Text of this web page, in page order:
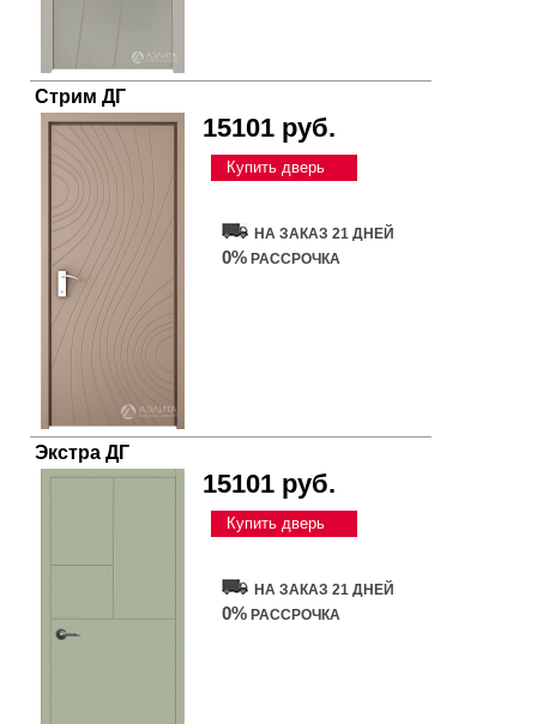
Стрим ДГ
15101 руб.
Купить дверь
НА ЗАКАЗ 21 ДНЕЙ
0% РАССРОЧКА
Экстра ДГ
15101 руб.
Купить дверь
НА ЗАКАЗ 21 ДНЕЙ
0% РАССРОЧКА